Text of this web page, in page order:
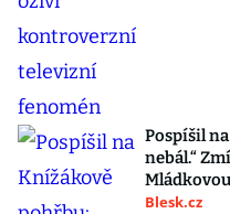
Pospíšil
nebál.“
Mládkovou
Blesk.cz